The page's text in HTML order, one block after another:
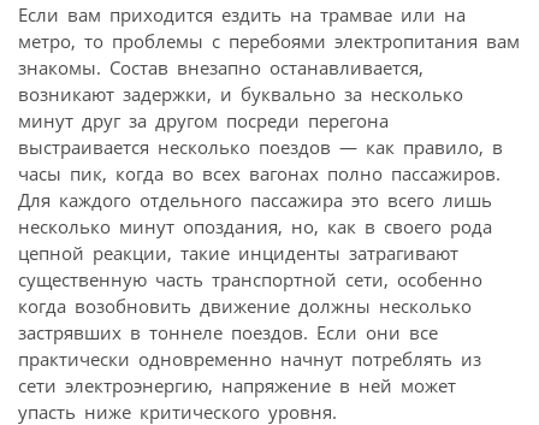
Если вам приходится ездить на трамвае или на
метро, то проблемы c перебоями электропитания вам
знакомы. Состав внезапно останавливается,
возникают задержки, и буквально за несколько
минут друг за другом посреди перегона
выстраивается несколько поездов — как правило, в
часы пик, когда во всех вагонах полно пассажиров.
Для каждого отдельного пассажира это всего лишь
несколько минут опоздания, но, как в своего рода
цепной реакции, такие инциденты затрагивают
существенную часть транспортной сети, особенно
когда возобновить движение должны несколько
застрявших в тоннеле поездов. Если они все
практически одновременно начнут потреблять из
сети электроэнергию, напряжение в ней может
упасть ниже критического уровня.